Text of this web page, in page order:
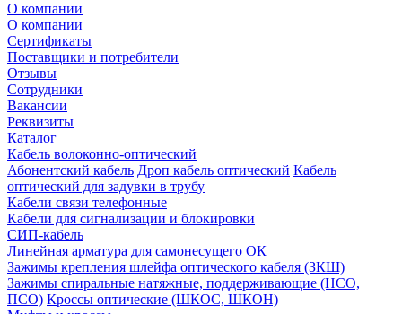
О компании
О компании
Сертификаты
Поставщики и потребители
Отзывы
Сотрудники
Вакансии
Реквизиты
Каталог
Кабель волоконно-оптический
Абонентский кабель Дроп кабель оптический Кабель
оптический для задувки в трубу
Кабели связи телефонные
Кабели для сигнализации и блокировки
СИП-кабель
Линейная арматура для самонесущего ОК
Зажимы крепления шлейфа оптического кабеля (ЗКШ)
Зажимы спиральные натяжные, поддерживающие (НСО,
ПСО) Кроссы оптические (ШКОС, ШКОН)